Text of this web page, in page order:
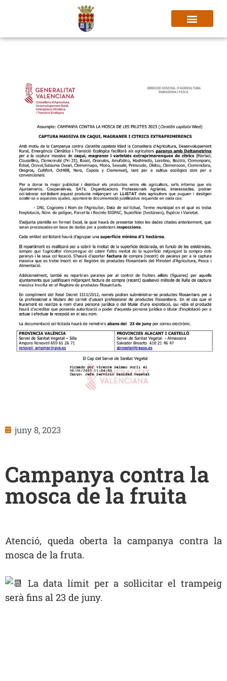
juny 8, 2023
Campanya contra la
mosca de la fruita
Atenció, queda oberta la campanya contra la
mosca de la fruta.
La data límit per a sol·licitar el trampeig
serà fins al 23 de juny.